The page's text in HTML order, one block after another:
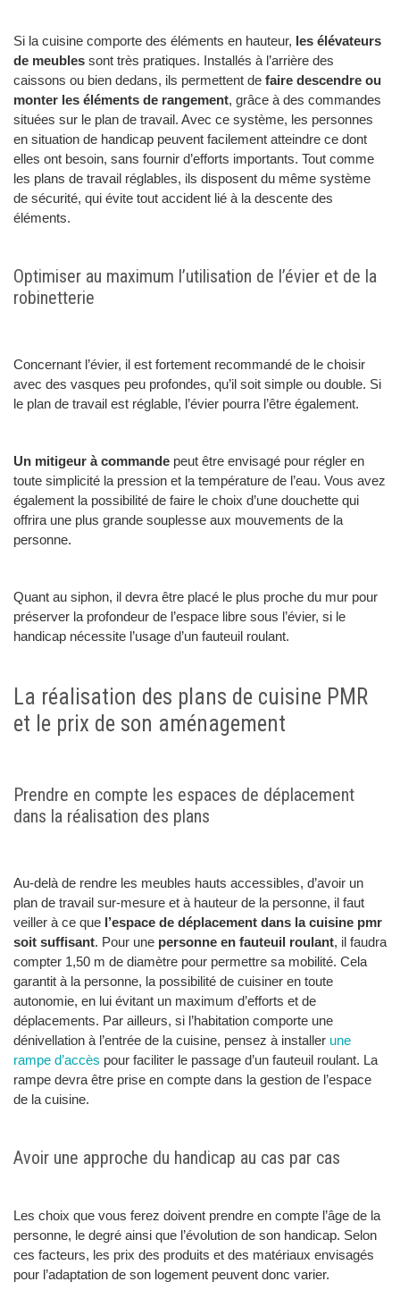
Si la cuisine comporte des éléments en hauteur, les élévateurs
de meubles sont très pratiques. Installés à l’arrière des
caissons ou bien dedans, ils permettent de faire descendre ou
monter les éléments de rangement, grâce à des commandes
situées sur le plan de travail. Avec ce système, les personnes
en situation de handicap peuvent facilement atteindre ce dont
elles ont besoin, sans fournir d’efforts importants. Tout comme
les plans de travail réglables, ils disposent du même système
de sécurité, qui évite tout accident lié à la descente des
éléments.
Optimiser au maximum l’utilisation de l’évier et de la
robinetterie
Concernant l’évier, il est fortement recommandé de le choisir
avec des vasques peu profondes, qu’il soit simple ou double. Si
le plan de travail est réglable, l’évier pourra l’être également.
Un mitigeur à commande peut être envisagé pour régler en
toute simplicité la pression et la température de l’eau. Vous avez
également la possibilité de faire le choix d’une douchette qui
offrira une plus grande souplesse aux mouvements de la
personne.
Quant au siphon, il devra être placé le plus proche du mur pour
préserver la profondeur de l’espace libre sous l’évier, si le
handicap nécessite l’usage d’un fauteuil roulant.
La réalisation des plans de cuisine PMR
et le prix de son aménagement
Prendre en compte les espaces de déplacement
dans la réalisation des plans
Au-delà de rendre les meubles hauts accessibles, d’avoir un
plan de travail sur-mesure et à hauteur de la personne, il faut
veiller à ce que l’espace de déplacement dans la cuisine pmr
soit suffisant. Pour une personne en fauteuil roulant, il faudra
compter 1,50 m de diamètre pour permettre sa mobilité. Cela
garantit à la personne, la possibilité de cuisiner en toute
autonomie, en lui évitant un maximum d’efforts et de
déplacements. Par ailleurs, si l’habitation comporte une
dénivellation à l’entrée de la cuisine, pensez à installer une
rampe d’accès pour faciliter le passage d’un fauteuil roulant. La
rampe devra être prise en compte dans la gestion de l’espace
de la cuisine.
Avoir une approche du handicap au cas par cas
Les choix que vous ferez doivent prendre en compte l’âge de la
personne, le degré ainsi que l’évolution de son handicap. Selon
ces facteurs, les prix des produits et des matériaux envisagés
pour l’adaptation de son logement peuvent donc varier.